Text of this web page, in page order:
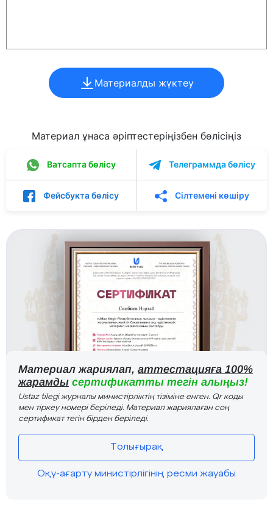
Материалды жүктеу
Материал ұнаса әріптестеріңізбен бөлісіңіз
Ватсапта бөлісу Телеграммда бөлісу
Фейсбукта бөлісу Сілтемені көшіру
Материал жариялап, аттестацияға 100%
жарамды сертификатты тегін алыңыз!
Ustaz tilegi журналы министірліктің тізіміне енген. Qr коды
мен тіркеу номері беріледі. Материал жариялаған соң
сертификат тегін бірден беріледі.
Толығырақ
Оқу-ағарту министірлігінің ресми жауабы